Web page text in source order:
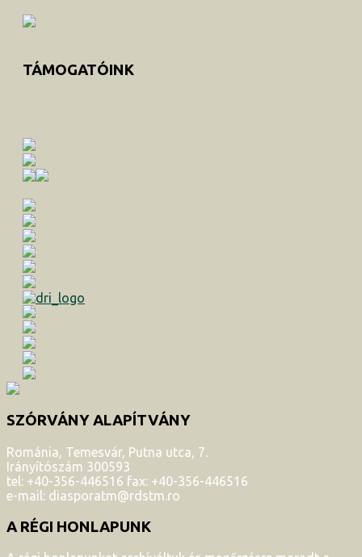
TÁMOGATÓINK
SZÓRVÁNY ALAPÍTVÁNY
Románia, Temesvár, Putna utca, 7.
Irányítószám 300593
tel: +40-356-446516 fax: +40-356-446516
e-mail: diasporatm@rdstm.ro
A RÉGI HONLAPUNK